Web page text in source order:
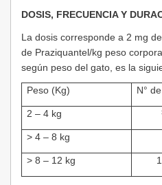
DOSIS, FRECUENCIA Y
La dosis corresponde a 2 mg
de Praziquantel/kg peso
según peso del gato, es la
Peso (Kg) N°
2 – 4 kg
> 4 – 8 kg
> 8 – 12 kg